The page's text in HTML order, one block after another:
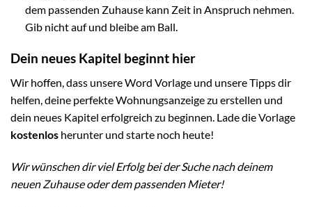
dem passenden Zuhause kann Zeit in Anspruch nehmen.
Gib nicht auf und bleibe am Ball.
Dein neues Kapitel beginnt hier
Wir hoffen, dass unsere Word Vorlage und unsere Tipps dir
helfen, deine perfekte Wohnungsanzeige zu erstellen und
dein neues Kapitel erfolgreich zu beginnen. Lade die Vorlage
kostenlos herunter und starte noch heute!
Wir wünschen dir viel Erfolg bei der Suche nach deinem
neuen Zuhause oder dem passenden Mieter!